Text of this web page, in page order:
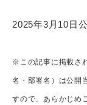
2025年3月10日
※この記事に掲載さ
名・部署名）は公開
すので、あらかじめ